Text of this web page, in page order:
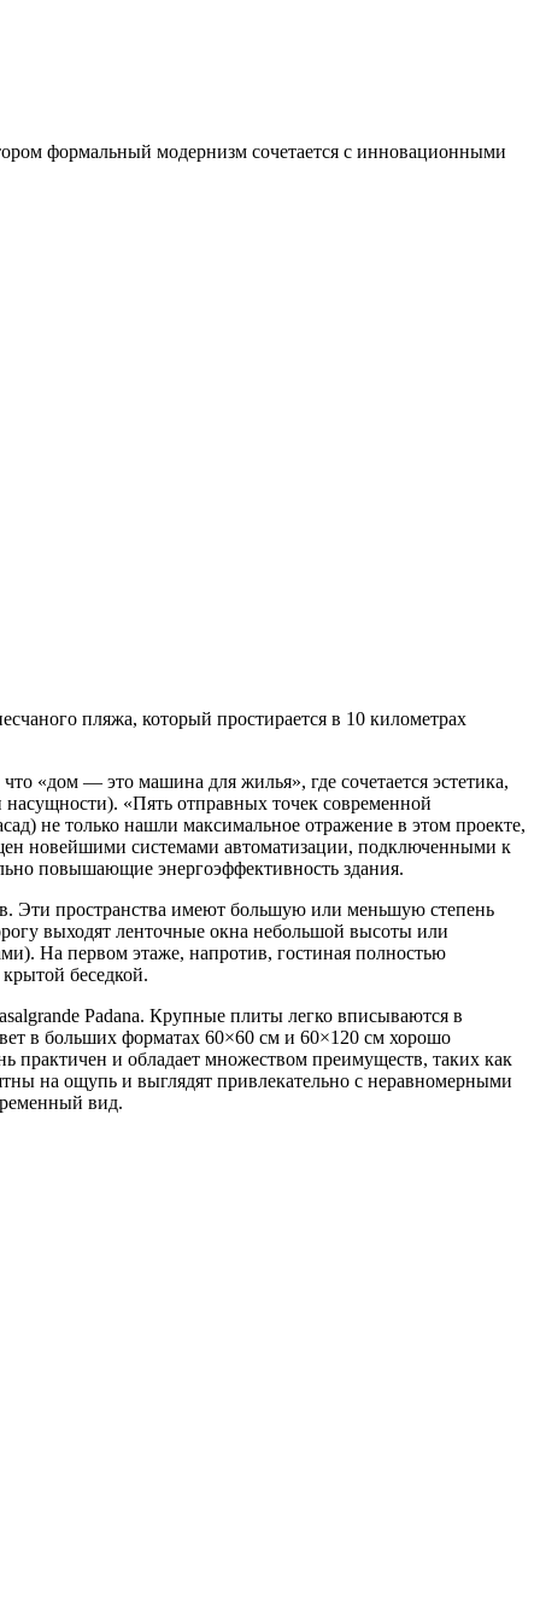
формальный модернизм сочетается с инновационными
пляжа, который простирается в 10 километрах
«дом — это машина для жилья», где сочетается эстетика,
«Пять отправных точек современной
не только нашли максимальное отражение в этом проекте,
новейшими системами автоматизации, подключенными к
повышающие энергоэффективность здания.
Эти пространства имеют большую или меньшую степень
выходят ленточные окна небольшой высоты или
На первом этаже, напротив, гостиная полностью
беседкой.
Padana. Крупные плиты легко вписываются в
в больших форматах 60×60 см и 60×120 см хорошо
практичен и обладает множеством преимуществ, таких как
на ощупь и выглядят привлекательно с неравномерными
вид.